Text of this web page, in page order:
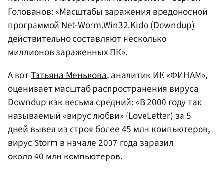
Голованов: «Масштабы заражения вредоносной
программой Net-Worm.Win32.Kido (Downdup)
действительно составляют несколько
миллионов зараженных ПК».
А вотТатьяна Менькова, аналитик ИК «ФИНАМ»,
оценивает масштаб распространения вируса
Downdup как весьма средний: «В 2000 году так
называемый «вирус любви» (LoveLetter) за 5
дней вывел из строя более 45 млн компьютеров,
вирус Storm в начале 2007 года заразил
около 40 млн компьютеров.